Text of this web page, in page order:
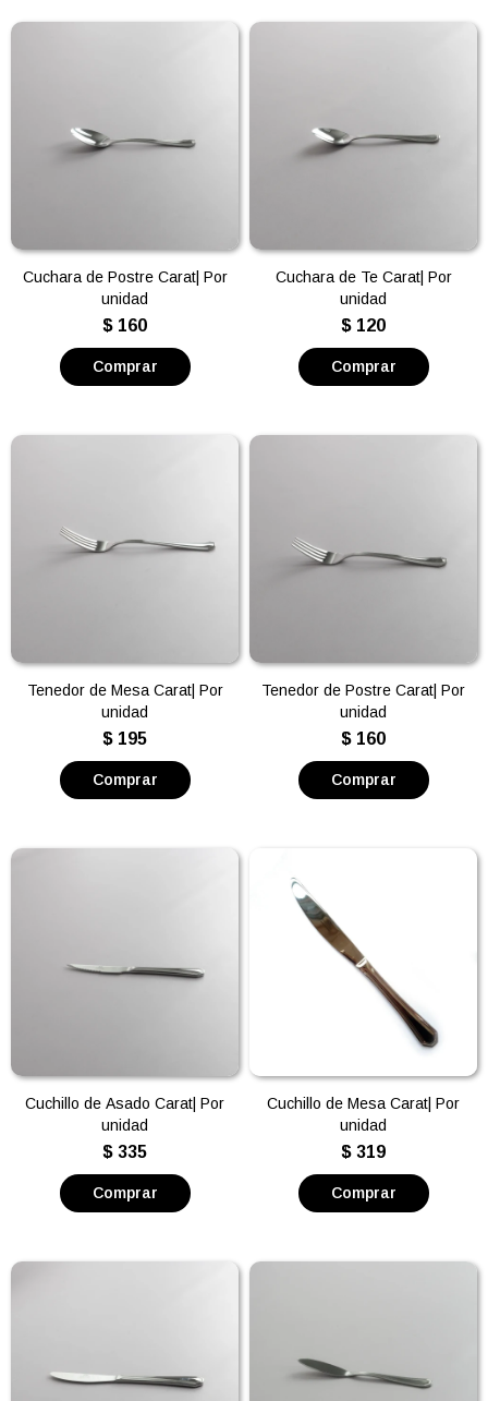
Cuchara de Postre Carat| Por
unidad
$ 160
Cuchara de Te Carat| Por
unidad
$ 120
Tenedor de Mesa Carat| Por
unidad
$ 195
Tenedor de Postre Carat| Por
unidad
$ 160
Cuchillo de Asado Carat| Por
unidad
$ 335
Cuchillo de Mesa Carat| Por
unidad
$ 319